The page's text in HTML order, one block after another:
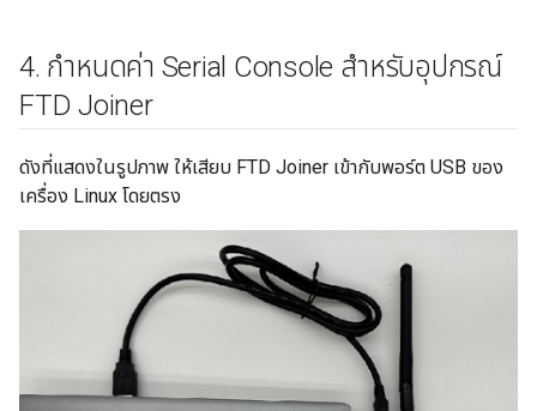
4. กำหนดค่า Serial Console สำหรับอุปกรณ์
FTD Joiner
ดังที่แสดงในรูปภาพ ให้เสียบ FTD Joiner เข้ากับพอร์ต USB ของ
เครื่อง Linux โดยตรง